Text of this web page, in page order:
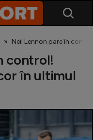
Neil Lennon pare în
control!
în ultimul